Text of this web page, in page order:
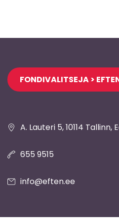
Jaluse
navigatsioon
A. Lauteri 5, 10114 Tallinn,
FONDIVALITSEJA >
655 9515
info@eften.ee